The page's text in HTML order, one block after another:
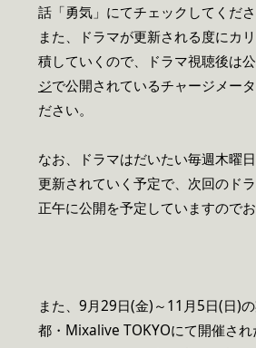
話「勇気」にてチェックしてくださ
また、ドラマが更新される度にカ
積していくので、ドラマ視聴後は
ジで公開されているチャージメー
ださい。
なお、ドラマはだいたい毎週木曜
更新されていく予定で、次回のド
正午に公開を予定していますので
また、9月29日(金)～11月5日(日)
都・Mixalive TOKYOにて開催され